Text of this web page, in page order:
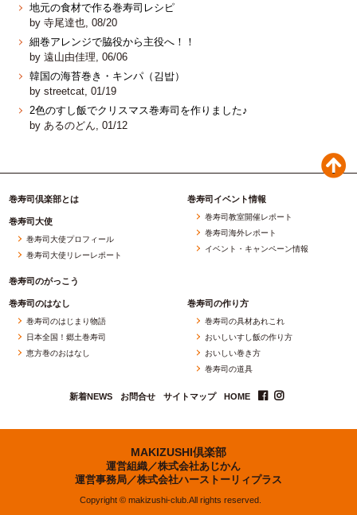
地元の食材で作る巻寿司レシピ
by 寺尾達也, 08/20
細巻アレンジで脇役から主役へ！！
by 遠山由佳理, 06/06
韓国の海苔巻き・キンパ（김밥）
by streetcat, 01/19
2色のすし飯でクリスマス巻寿司を作りました♪
by あるのどん, 01/12
巻寿司倶楽部とは
巻寿司大使
巻寿司大使プロフィール
巻寿司大使リレーレポート
巻寿司のがっこう
巻寿司イベント情報
巻寿司教室開催レポート
巻寿司海外レポート
イベント・キャンペーン情報
巻寿司のはなし
巻寿司のはじまり物語
日本全国！郷土巻寿司
恵方巻のおはなし
巻寿司の作り方
巻寿司の具材あれこれ
おいしいすし飯の作り方
おいしい巻き方
巻寿司の道具
新着NEWS お問合せ サイトマップ HOME
MAKIZUSHI倶楽部
運営組織／株式会社あじかん
運営事務局／株式会社ハーストーリィプラス
Copyright © makizushi-club.All rights reserved.